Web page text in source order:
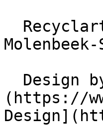
(https://